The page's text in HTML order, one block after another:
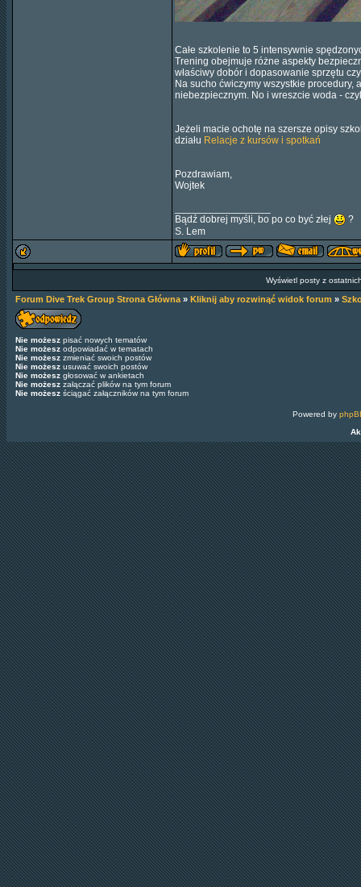
Całe szkolenie to 5 intensywnie
Trening obejmuje różne aspekty
właściwy dobór i dopasowanie sprzętu
Na sucho ćwiczymy wszystkie
niebezpiecznym. No i wreszcie woda -
Jeżeli macie ochotę na szersze opisy
działu Relacje z kursów i spotkań
Pozdrawiam,
Wojtek
Bądź dobrej myśli, bo po co być złej
?
S. Lem
Wyświetl posty z
Forum Dive Trek Group Strona Główna » Kliknij aby rozwinąć widok forum »
Nie możesz pisać nowych tematów
Nie możesz odpowiadać w tematach
Nie możesz zmieniać swoich postów
Nie możesz usuwać swoich postów
Nie możesz głosować w ankietach
Nie możesz załączać plików na tym forum
Nie możesz ściągać załączników na tym forum
Powered by